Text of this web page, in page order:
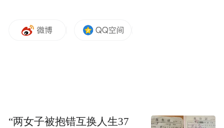
“两女子被抱错互换人生37